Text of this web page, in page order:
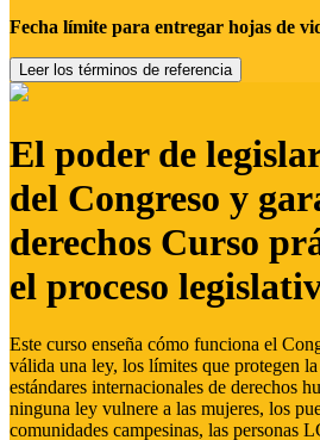
Fecha límite para entregar hojas de
Leer los términos de referencia
El poder de
del Congreso y
derechos Curso
el proceso
Este curso enseña cómo funciona el
válida una ley, los límites que protegen
estándares internacionales de derechos
ninguna ley vulnere a las mujeres, los
comunidades campesinas, las personas